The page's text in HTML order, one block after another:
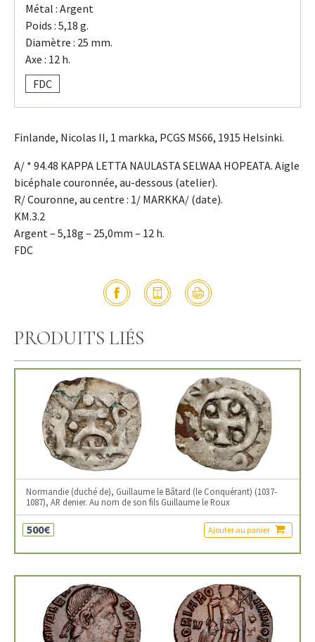
Métal : Argent
Poids : 5,18 g.
Diamètre : 25 mm.
Axe : 12 h.
FDC
Finlande, Nicolas II, 1 markka, PCGS MS66, 1915 Helsinki.
A/ * 94.48 KAPPA LETTA NAULASTA SELWAA HOPEATA. Aigle
bicéphale couronnée, au-dessous (atelier).
R/ Couronne, au centre : 1/ MARKKA/ (date).
KM.3.2
Argent – 5,18g – 25,0mm – 12 h.
FDC
PRODUITS LIÉS
Normandie (duché de), Guillaume le Bâtard (le Conquérant) (1037-
1087), AR denier. Au nom de son fils Guillaume le Roux
500€ Ajouter au panier